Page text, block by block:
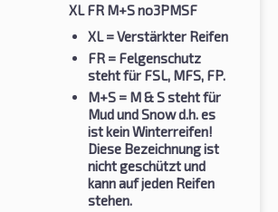
XL FR M+S no3PMSF
XL= Verstärkter Reifen
FR = Felgenschutz
steht für FSL, MFS, FP.
M+S = M & S steht für
Mud und Snow d.h. es
ist kein Winterreifen!
Diese Bezeichnung ist
nicht geschützt und
kann auf jeden Reifen
stehen.